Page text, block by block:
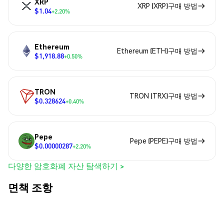
$1.04+2.20%
XRP (XRP)구매 방법
Ethereum
$1,918.88+0.50%
Ethereum (ETH)구매 방법
TRON
$0.328624+0.40%
TRON (TRX)구매 방법
Pepe
$0.00000287+2.20%
Pepe (PEPE)구매 방법
다양한 암호화폐 자산 탐색하기 >
면책 조항